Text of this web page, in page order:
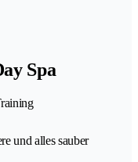
Spa
und alles sauber